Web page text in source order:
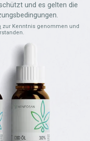
und es gelten die
.
zur Kenntnis genommen und